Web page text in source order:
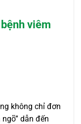
viêm
không chỉ đơn
dẫn đến